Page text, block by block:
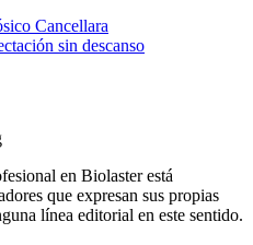
Cancellara
sin descanso
en Biolaster está
que expresan sus propias
línea editorial en este sentido.